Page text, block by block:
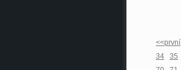
<<první
34
35